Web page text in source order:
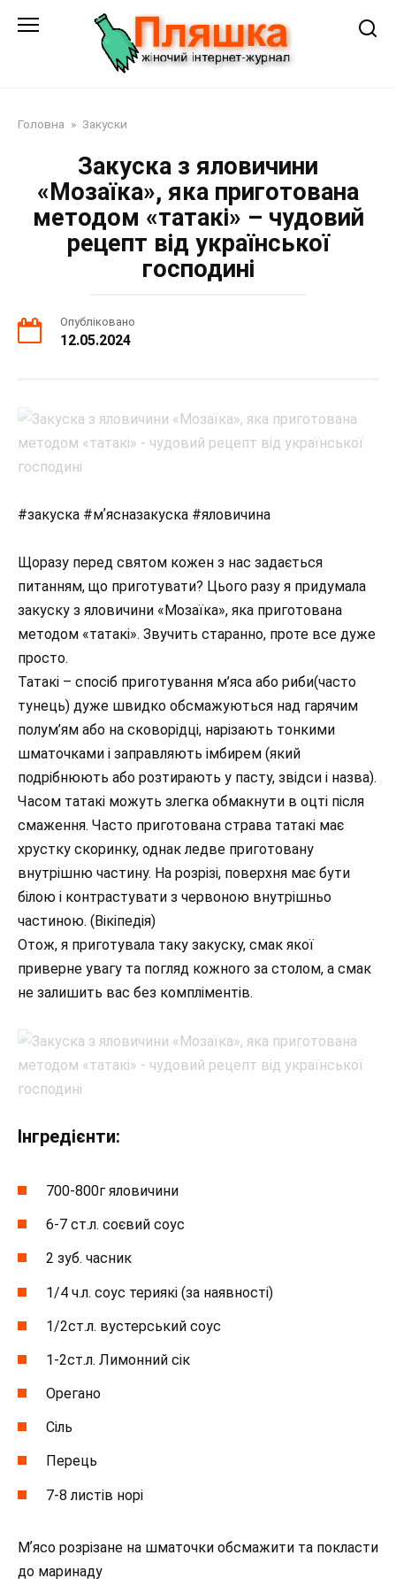
Головна » Закуски
Закуска з яловичини
«Мозаїка», яка приготована
методом «татакі» – чудовий
рецепт від української
господині
Опубліковано
12.05.2024
#закуска #мʼясназакуска #яловичина
Щоразу перед святом кожен з нас задається
питанням, що приготувати? Цього разу я придумала
закуску з яловичини «Мозаїка», яка приготована
методом «татакі». Звучить старанно, проте все дуже
просто.
Татакі – спосіб приготування м’яса або риби(часто
тунець) дуже швидко обсмажуються над гарячим
полум’ям або на сковорідці, нарізають тонкими
шматочками і заправляють імбирем (який
подрібнюють або розтирають у пасту, звідси і назва).
Часом татакі можуть злегка обмакнути в оцті після
смаження. Часто приготована страва татакі має
хрустку скоринку, однак ледве приготовану
внутрішню частину. На розрізі, поверхня має бути
білою і контрастувати з червоною внутрішньо
частиною. (Вікіпедія)
Отож, я приготувала таку закуску, смак якої
приверне увагу та погляд кожного за столом, а смак
не залишить вас без компліментів.
Інгредієнти:
700-800г яловичини
6-7 ст.л. соєвий соус
2 зуб. часник
1/4 ч.л. соус териякі (за наявності)
1/2ст.л. вустерський соус
1-2ст.л. Лимонний сік
Орегано
Сіль
Перець
7-8 листів норі
Мʼясо розрізане на шматочки обсмажити та покласти
до маринаду